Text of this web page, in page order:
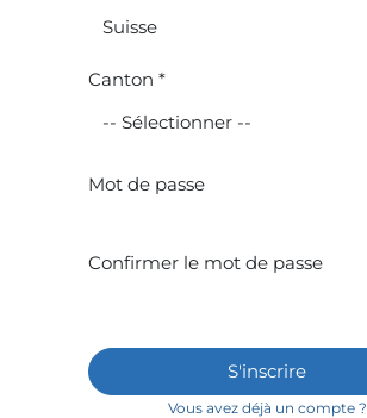
Canton *
Mot de passe
Confirmer le mot de passe
S'inscrire
Vous avez déjà un compte ?